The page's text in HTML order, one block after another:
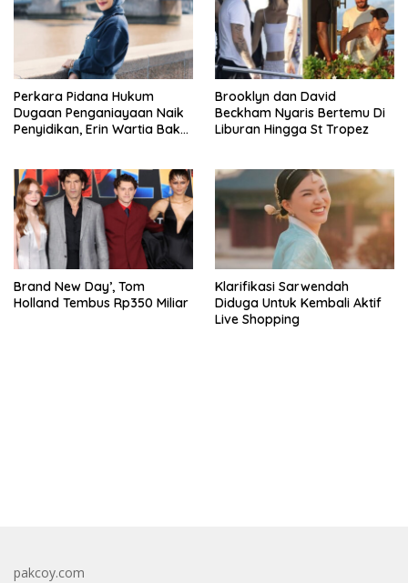
Perkara Pidana Hukum
Dugaan Penganiayaan Naik
Penyidikan, Erin Wartia Bakal
Brooklyn dan David
Beckham Nyaris Bertemu Di
Liburan Hingga St Tropez
Brand New Day’, Tom
Holland Tembus Rp350 Miliar
Klarifikasi Sarwendah
Diduga Untuk Kembali Aktif
Live Shopping
pakcoy.com